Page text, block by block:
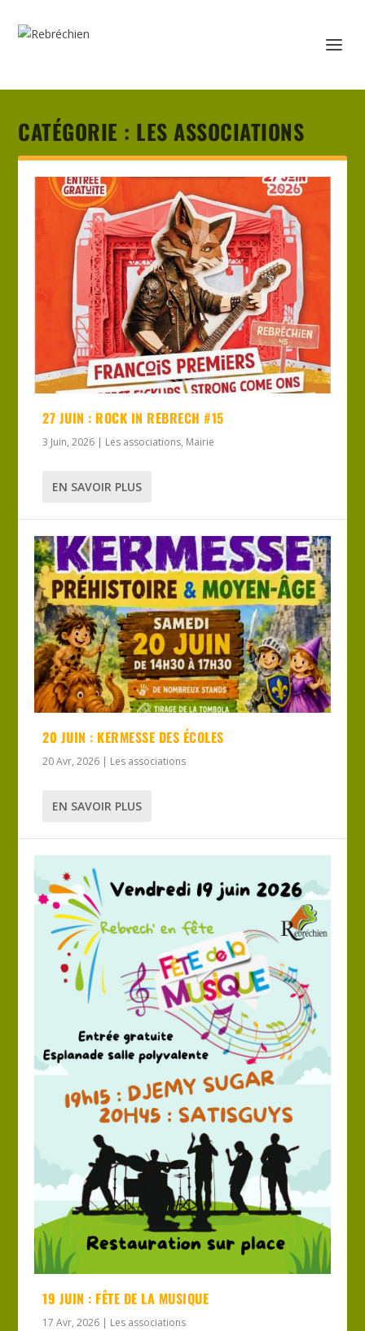
CATÉGORIE : LES ASSOCIATIONS
27 JUIN : ROCK IN REBRECH #15
3 Juin, 2026 | Les associations, Mairie
EN SAVOIR PLUS
20 JUIN : KERMESSE DES ÉCOLES
20 Avr, 2026 Les associations
EN SAVOIR PLUS
19 JUIN : FÊTE DE LA MUSIQUE
17 Avr, 2026 | Les associations